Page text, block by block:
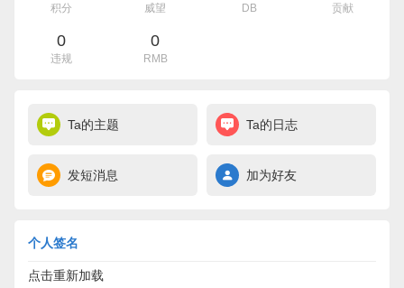
积分 威望 DB 贡献
0
违规
0
RMB
Ta的主题 Ta的日志
发短消息 加为好友
个人签名
点击重新加载